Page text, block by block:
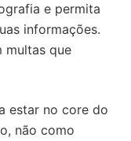
e permita
informações.
multas que
estar no core do
não como